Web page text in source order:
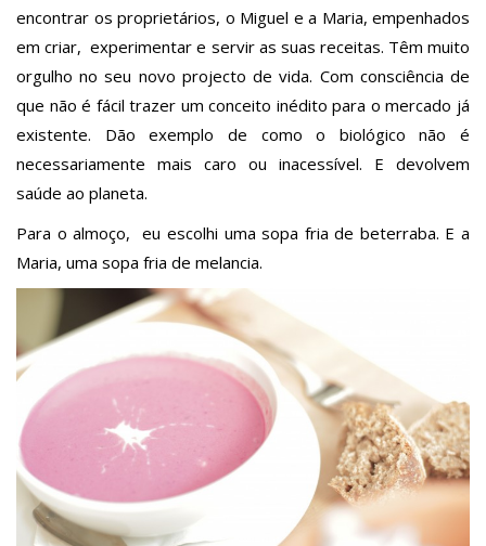
encontrar os proprietários, o Miguel e a Maria, empenhados
em criar, experimentar e servir as suas receitas. Têm muito
orgulho no seu novo projecto de vida. Com consciência de
que não é fácil trazer um conceito inédito para o mercado já
existente. Dão exemplo de como o biológico não é
necessariamente mais caro ou inacessível. E devolvem
saúde ao planeta.
Para o almoço, eu escolhi uma sopa fria de beterraba. E a
Maria, uma sopa fria de melancia.